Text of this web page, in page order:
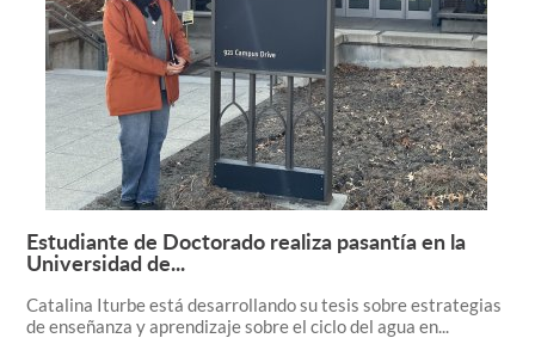
Leer más +
Estudiante de Doctorado realiza pasantía en la
Universidad de...
Catalina Iturbe está desarrollando su tesis sobre estrategias
de enseñanza y aprendizaje sobre el ciclo del agua en...